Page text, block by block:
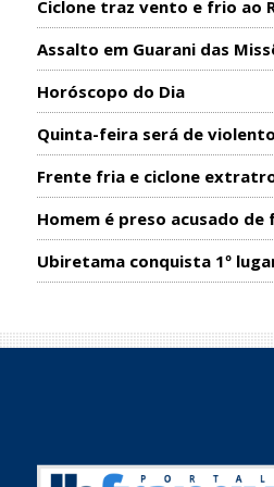
Ciclone traz vento e frio ao
Assalto em Guarani das
Horóscopo do Dia
Quinta-feira será de
Frente fria e ciclone
Homem é preso acusado
Ubiretama conquista 1º